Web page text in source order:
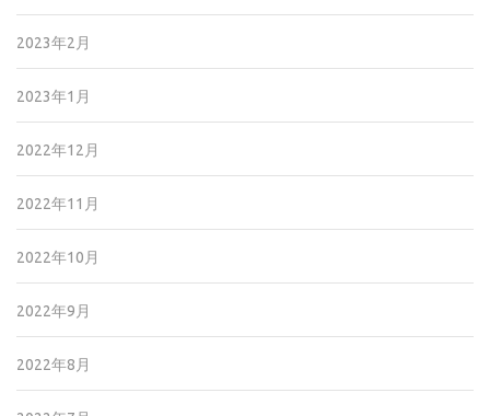
2023年2月
2023年1月
2022年12月
2022年11月
2022年10月
2022年9月
2022年8月